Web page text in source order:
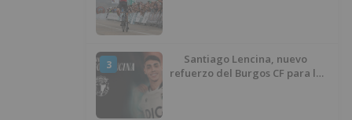
3
Santiago Lencina, nuevo
refuerzo del Burgos CF para la